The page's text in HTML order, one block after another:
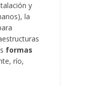
y
la
formas
río,